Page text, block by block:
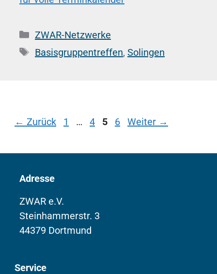
Kategorien
ZWAR-Netzwerke
Schlagwörter
Basisgruppentreffen, Solingen
← Zurück Seite
1 … Seite
4 Seite
5 Seite
6 Weiter →
Adresse
ZWAR e.V.
Steinhammerstr. 3
44379 Dortmund
Service